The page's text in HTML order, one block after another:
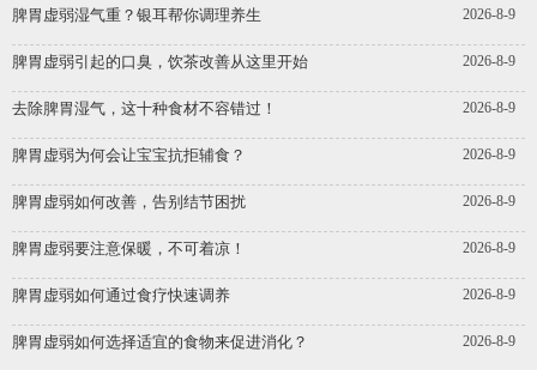
2026-8-9
脾胃虚弱湿气重？银耳帮你调理养生
2026-8-9
脾胃虚弱引起的口臭，饮茶改善从这里开始
2026-8-9
去除脾胃湿气，这十种食材不容错过！
2026-8-9
脾胃虚弱为何会让宝宝抗拒辅食？
2026-8-9
脾胃虚弱如何改善，告别结节困扰
2026-8-9
脾胃虚弱要注意保暖，不可着凉！
2026-8-9
脾胃虚弱如何通过食疗快速调养
2026-8-9
脾胃虚弱如何选择适宜的食物来促进消化？